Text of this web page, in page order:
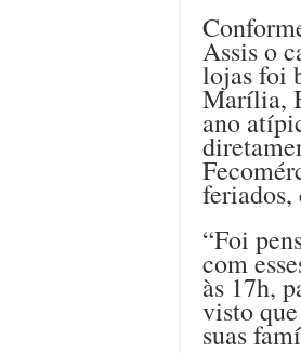
Assis o
lojas foi
Marília,
ano
feriados,
“Foi
com
às 17h,
visto
suas